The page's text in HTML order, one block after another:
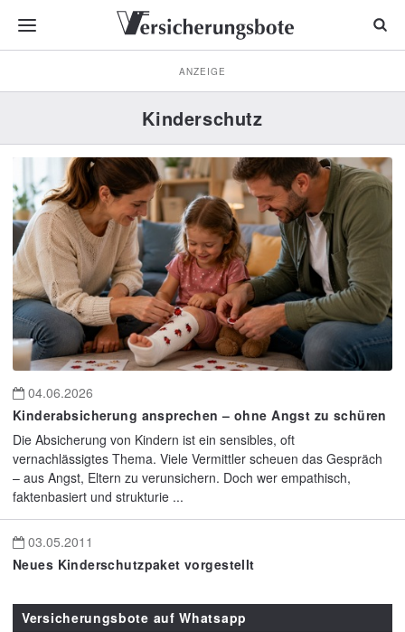
ANZEIGE
Kinderschutz
04.06.2026
Kinderabsicherung ansprechen – ohne Angst zu schüren
Die Absicherung von Kindern ist ein sensibles, oft
vernachlässigtes Thema. Viele Vermittler scheuen das Gespräch
– aus Angst, Eltern zu verunsichern. Doch wer empathisch,
faktenbasiert und strukturie ...
03.05.2011
Neues Kinderschutzpaket vorgestellt
Versicherungsbote auf Whatsapp